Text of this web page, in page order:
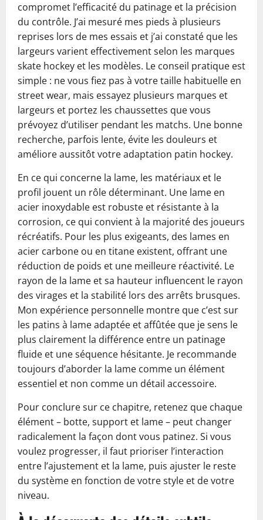
compromet l’efficacité du patinage et la précision
du contrôle. J’ai mesuré mes pieds à plusieurs
reprises lors de mes essais et j’ai constaté que les
largeurs varient effectivement selon les marques
skate hockey et les modèles. Le conseil pratique est
simple : ne vous fiez pas à votre taille habituelle en
street wear, mais essayez plusieurs marques et
largeurs et portez les chaussettes que vous
prévoyez d’utiliser pendant les matchs. Une bonne
recherche, parfois lente, évite les douleurs et
améliore aussitôt votre adaptation patin hockey.
En ce qui concerne la lame, les matériaux et le
profil jouent un rôle déterminant. Une lame en
acier inoxydable est robuste et résistante à la
corrosion, ce qui convient à la majorité des joueurs
récréatifs. Pour les plus exigeants, des lames en
acier carbone ou en titane existent, offrant une
réduction de poids et une meilleure réactivité. Le
rayon de la lame et sa hauteur influencent le rayon
des virages et la stabilité lors des arrêts brusques.
Mon expérience personnelle montre que c’est sur
les patins à lame adaptée et affûtée que je sens le
plus clairement la différence entre un patinage
fluide et une séquence hésitante. Je recommande
toujours d’aborder la lame comme un élément
essentiel et non comme un détail accessoire.
Pour conclure sur ce chapitre, retenez que chaque
élément – botte, support et lame – peut changer
radicalement la façon dont vous patinez. Si vous
voulez progresser, il faut prioriser l’interaction
entre l’ajustement et la lame, puis ajuster le reste
du système en fonction de votre style et de votre
niveau.